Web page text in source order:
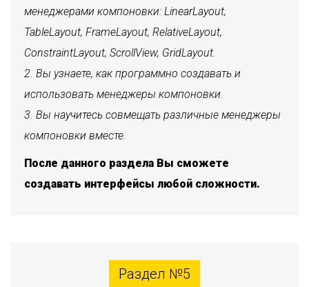
менеджерами компоновки: LinearLayout,
TableLayout, FrameLayout, RelativeLayout,
ConstraintLayout, ScrollView, GridLayout.
Вы узнаете, как программно создавать и
использовать менеджеры компоновки.
Вы научитесь совмещать различные менеджеры
компоновки вместе.
После данного раздела Вы сможете
создавать интерфейсы любой сложности.
Раздел №5